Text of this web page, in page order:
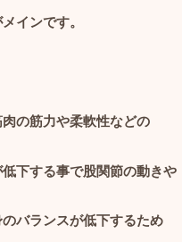
インです。
肉の筋力や柔軟性などの
下する事で股関節の動きや
バランスが低下するため